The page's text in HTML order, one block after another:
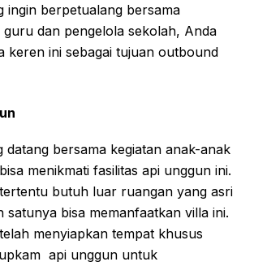
ingin berpetualang bersama
guru dan pengelola sekolah, Anda
keren ini sebagai tujuan outbound
datang bersama kegiatan anak-anak
menikmati fasilitas api unggun ini.
butuh luar ruangan yang asri
satunya bisa memanfaatkan villa ini.
menyiapkan tempat khusus
api unggun untuk